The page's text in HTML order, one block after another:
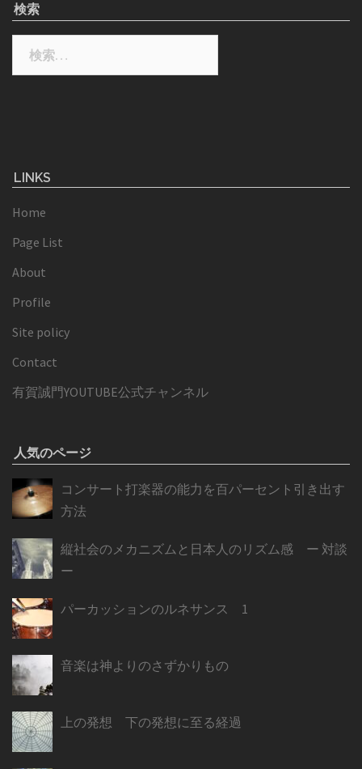
検索
LINKS
Home
Page List
About
Profile
Site policy
Contact
有賀誠門YOUTUBE公式チャンネル
人気のページ
コンサート打楽器の能力を百パーセント引き出す
方法
縦社会のメカニズムと日本人のリズム感 ー 対談
ー
パーカッションのルネサンス 1
音楽は神よりのさずかりもの
上の発想 下の発想に至る経過